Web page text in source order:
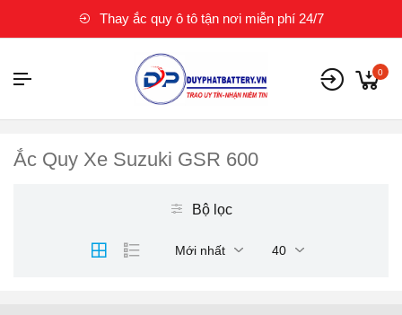
Thay ắc quy ô tô tận nơi miễn phí 24/7
0
Ắc Quy Xe Suzuki GSR 600
Bộ lọc
Mới nhất 40